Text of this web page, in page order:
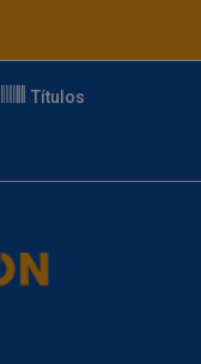
Títulos